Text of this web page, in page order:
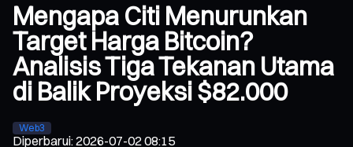
Mengapa Citi Menurunkan
Target Harga Bitcoin?
Analisis Tiga Tekanan Utama
di Balik Proyeksi $82.000
Web3
Diperbarui:2026-07-02 08:15